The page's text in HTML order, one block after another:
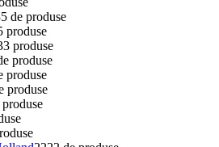
de produse
produse
3 produse
produse
produse
produse